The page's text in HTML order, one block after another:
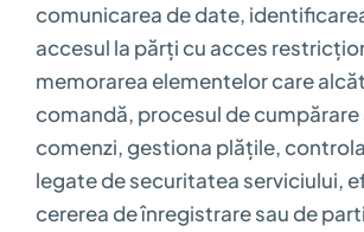
comunicarea de date,
accesul la părți cu acces
memorarea elementelor care
comandă, procesul de cumpărare
comenzi, gestiona plățile,
legate de securitatea serviciului,
cererea de înregistrare sau de